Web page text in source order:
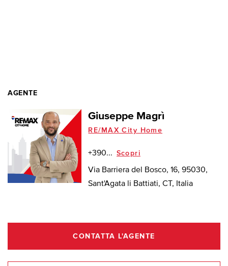
AGENTE
Giuseppe Magrì
RE/MAX City Home
+390... Scopri
Via Barriera del Bosco, 16, 95030,
Sant'Agata li Battiati, CT, Italia
CONTATTA L'AGENTE